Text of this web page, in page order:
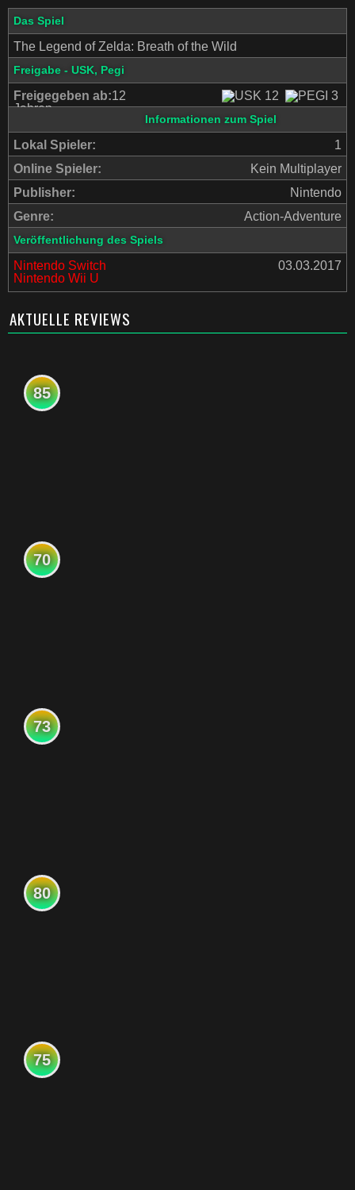
Das Spiel
The Legend of Zelda: Breath of the Wild
Freigabe - USK, Pegi
Freigegeben ab:12
Jahren
Informationen zum Spiel
Lokal Spieler:
1
Online Spieler:
Kein Multiplayer
Publisher:
Nintendo
Genre:
Action-Adventure
Veröffentlichung des Spiels
Nintendo Switch
Nintendo Wii U
03.03.2017
AKTUELLE REVIEWS
85
70
73
80
75